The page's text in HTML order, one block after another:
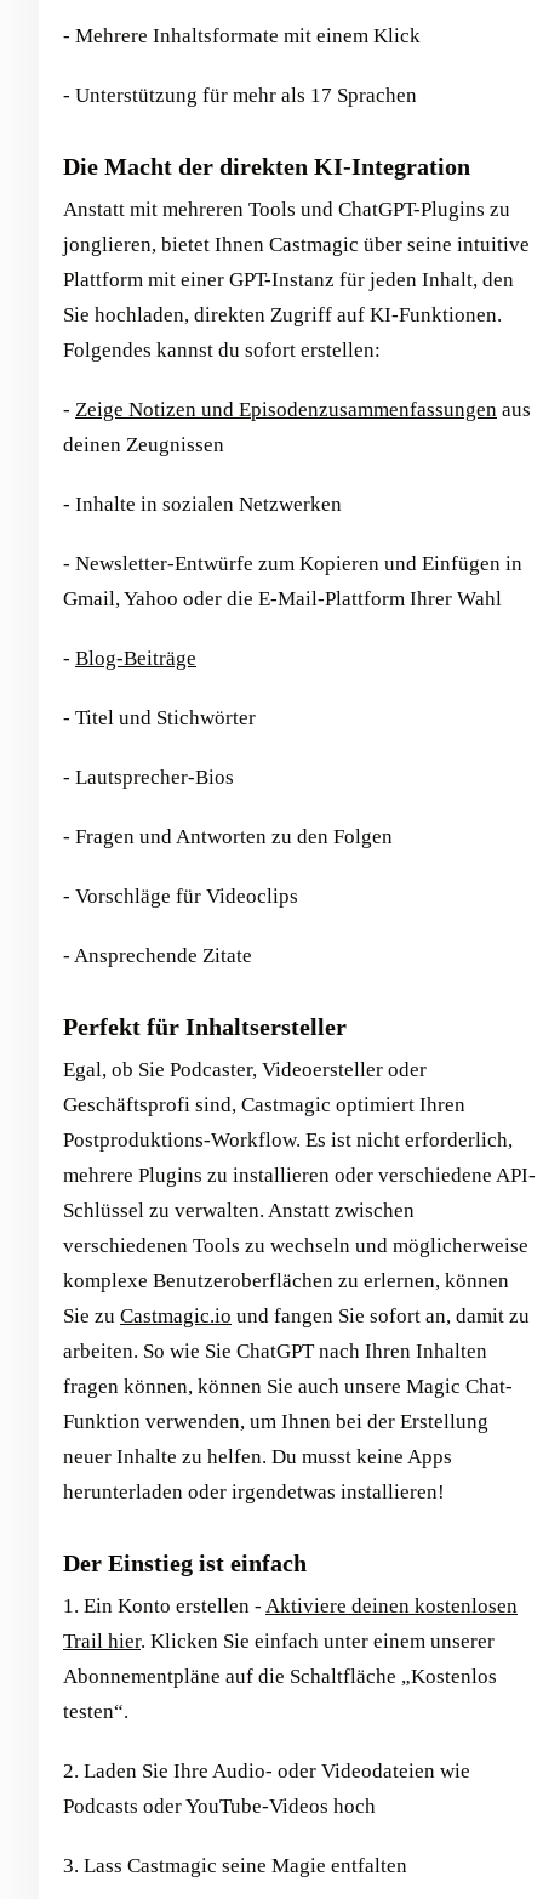
- Mehrere Inhaltsformate mit einem Klick
- Unterstützung für mehr als 17 Sprachen
Die Macht der direkten KI-Integration
Anstatt mit mehreren Tools und ChatGPT-Plugins zu
jonglieren, bietet Ihnen Castmagic über seine intuitive
Plattform mit einer GPT-Instanz für jeden Inhalt, den
Sie hochladen, direkten Zugriff auf KI-Funktionen.
Folgendes kannst du sofort erstellen:
- Zeige Notizen und Episodenzusammenfassungen aus
deinen Zeugnissen
- Inhalte in sozialen Netzwerken
- Newsletter-Entwürfe zum Kopieren und Einfügen in
Gmail, Yahoo oder die E-Mail-Plattform Ihrer Wahl
- Blog-Beiträge
- Titel und Stichwörter
- Lautsprecher-Bios
- Fragen und Antworten zu den Folgen
- Vorschläge für Videoclips
- Ansprechende Zitate
Perfekt für Inhaltsersteller
Egal, ob Sie Podcaster, Videoersteller oder
Geschäftsprofi sind, Castmagic optimiert Ihren
Postproduktions-Workflow. Es ist nicht erforderlich,
mehrere Plugins zu installieren oder verschiedene API-
Schlüssel zu verwalten. Anstatt zwischen
verschiedenen Tools zu wechseln und möglicherweise
komplexe Benutzeroberflächen zu erlernen, können
Sie zu Castmagic.io und fangen Sie sofort an, damit zu
arbeiten. So wie Sie ChatGPT nach Ihren Inhalten
fragen können, können Sie auch unsere Magic Chat-
Funktion verwenden, um Ihnen bei der Erstellung
neuer Inhalte zu helfen. Du musst keine Apps
herunterladen oder irgendetwas installieren!
Der Einstieg ist einfach
1. Ein Konto erstellen - Aktiviere deinen kostenlosen
Trail hier. Klicken Sie einfach unter einem unserer
Abonnementpläne auf die Schaltfläche „Kostenlos
testen“.
2. Laden Sie Ihre Audio- oder Videodateien wie
Podcasts oder YouTube-Videos hoch
3. Lass Castmagic seine Magie entfalten